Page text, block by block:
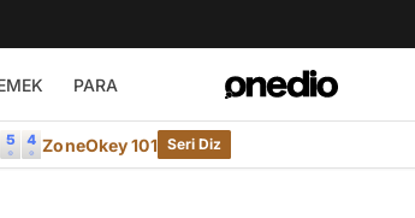
PARA
ZoneOkey 101 Seri Diz